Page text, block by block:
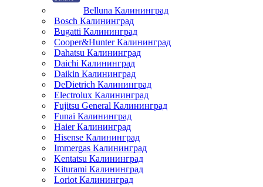
Belluna Калининград
Bosch Калининград
Bugatti Калининград
Cooper&Hunter Калининград
Dahatsu Калининград
Daichi Калининград
Daikin Калининград
DeDietrich Калининград
Electrolux Калининград
Fujitsu General Калининград
Funai Калининград
Haier Калининград
Hisense Калининград
Immergas Калининград
Kentatsu Калининград
Kiturami Калининград
Loriot Калининград